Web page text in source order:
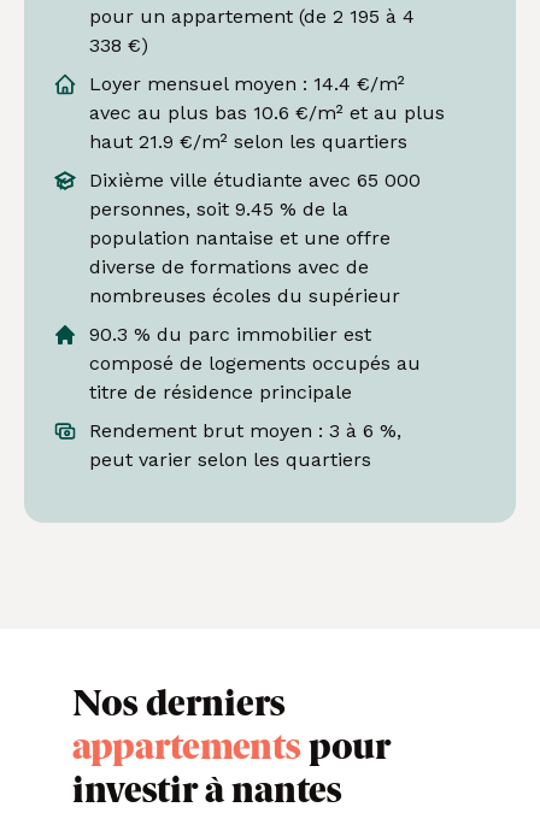
pour un appartement (de 2 195 à 4
338 €)
Loyer mensuel moyen : 14.4 €/m²
avec au plus bas 10.6 €/m² et au plus
haut 21.9 €/m² selon les quartiers
Dixième ville étudiante avec 65 000
personnes, soit 9.45 % de la
population nantaise et une offre
diverse de formations avec de
nombreuses écoles du supérieur
90.3 % du parc immobilier est
composé de logements occupés au
titre de résidence principale
Rendement brut moyen : 3 à 6 %,
peut varier selon les quartiers
Nos derniers
appartementspour
investir à nantes